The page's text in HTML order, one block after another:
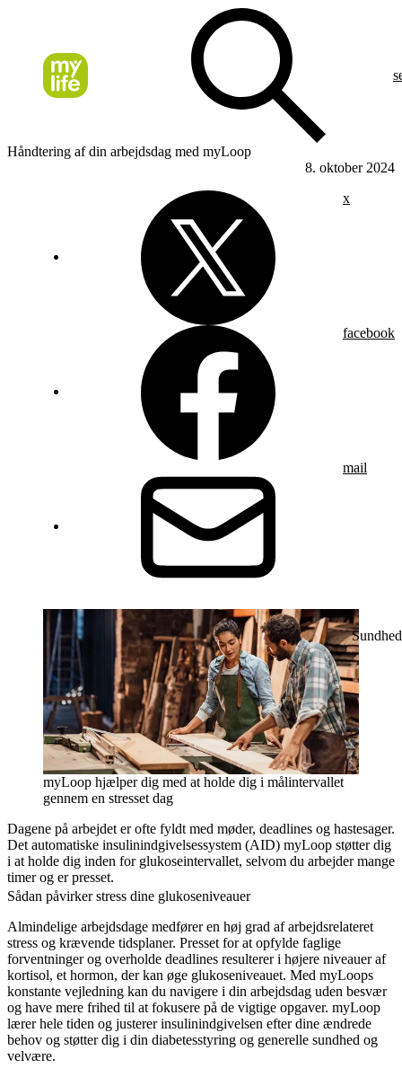
Håndtering af din arbejdsdag med myLoop
8. oktober 2024
x
facebook
mail
Sundhed
myLoop hjælper dig med at holde dig i målintervallet
gennem en stresset dag
Dagene på arbejdet er ofte fyldt med møder, deadlines og hastesager.
Det automatiske insulinindgivelsessystem (AID) myLoop støtter dig
i at holde dig inden for glukoseintervallet, selvom du arbejder mange
timer og er presset.
Sådan påvirker stress dine glukoseniveauer
Almindelige arbejdsdage medfører en høj grad af arbejdsrelateret
stress og krævende tidsplaner. Presset for at opfylde faglige
forventninger og overholde deadlines resulterer i højere niveauer af
kortisol, et hormon, der kan øge glukoseniveauet. Med myLoops
konstante vejledning kan du navigere i din arbejdsdag uden besvær
og have mere frihed til at fokusere på de vigtige opgaver. myLoop
lærer hele tiden og justerer insulinindgivelsen efter dine ændrede
behov og støtter dig i din diabetesstyring og generelle sundhed og
velvære.